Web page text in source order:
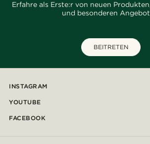
Erfahre als Erste:r von neuen
und besonderen
BEITRETEN
INSTAGRAM
YOUTUBE
FACEBOOK